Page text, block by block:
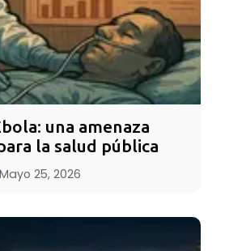
trata de un papel delgado
en México como papel de
una amenaza
la salud pública
Mayo 25, 2026